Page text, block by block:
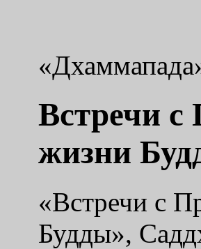
Встречи с
жизни
«Встречи с
Будды»,